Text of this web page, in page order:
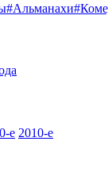
#Альманахи
е 2010-е